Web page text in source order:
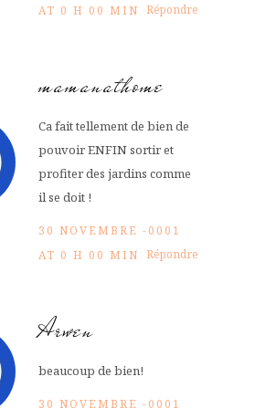
AT 0 H 00 MIN Répondre
mamanathome
Ca fait tellement de bien de
pouvoir ENFIN sortir et
profiter des jardins comme
il se doit !
30 NOVEMBRE -0001
AT 0 H 00 MIN Répondre
Arwen
beaucoup de bien!
30 NOVEMBRE -0001